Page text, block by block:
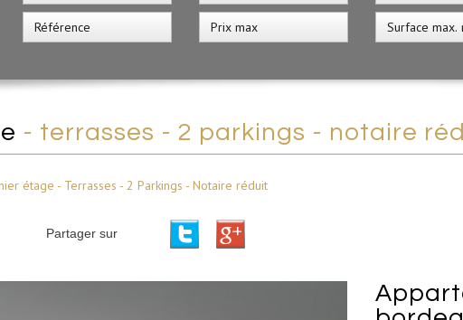
- terrasses - 2 parkings - notaire
étage - Terrasses - 2 Parkings - Notaire réduit
Partager sur
appartement 81.5 m² - 4 pièces -